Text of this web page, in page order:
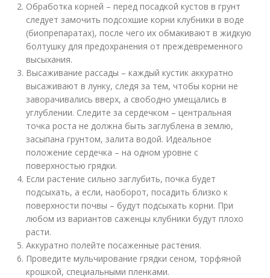
Обработка корней – перед посадкой кустов в грунт
следует замочить подсохшие корни клубники в воде
(биопрепаратах), после чего их обмакивают в жидкую
болтушку для предохранения от преждевременного
высыхания.
Высаживание рассады – каждый кустик аккуратно
высаживают в лунку, следя за тем, чтобы корни не
заворачивались вверх, а свободно умещались в
углублении. Следите за сердечком – центральная
точка роста не должна быть заглублена в землю,
засыпана грунтом, залита водой. Идеальное
положение сердечка – на одном уровне с
поверхностью грядки.
Если растение сильно заглубить, почка будет
подсыхать, а если, наоборот, посадить близко к
поверхности почвы – будут подсыхать корни. При
любом из вариантов саженцы клубники будут плохо
расти.
Аккуратно полейте посаженные растения.
Проведите мульчирование грядки сеном, торфяной
крошкой, специальными пленками.